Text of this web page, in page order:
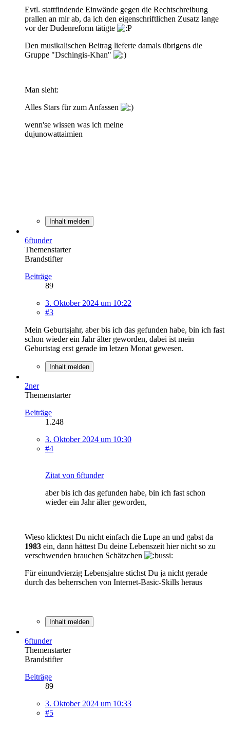
Evtl. stattfindende Einwände gegen die Rechtschreibung
prallen an mir ab, da ich den eigenschriftlichen Zusatz lange
vor der Dudenreform tätigte
Den musikalischen Beitrag lieferte damals übrigens die
Gruppe "Dschingis-Khan"
Man sieht:
Alles Stars für zum Anfassen
wenn'se wissen was ich meine
dujunowattaimien
Inhalt melden
6ftunder
Themenstarter
Brandstifter
Beiträge
89
3. Oktober 2024 um 10:22
#3
Mein Geburtsjahr, aber bis ich das gefunden habe, bin ich fast
schon wieder ein Jahr älter geworden, dabei ist mein
Geburtstag erst gerade im letzen Monat gewesen.
Inhalt melden
2ner
Themenstarter
Beiträge
1.248
3. Oktober 2024 um 10:30
#4
Zitat von 6ftunder
aber bis ich das gefunden habe, bin ich fast schon
wieder ein Jahr älter geworden,
Wieso klicktest Du nicht einfach die Lupe an und gabst da
1983 ein, dann hättest Du deine Lebenszeit hier nicht so zu
verschwenden brauchen Schätzchen
Für einundvierzig Lebensjahre stichst Du ja nicht gerade
durch das beherrschen von Internet-Basic-Skills heraus
Inhalt melden
6ftunder
Themenstarter
Brandstifter
Beiträge
89
3. Oktober 2024 um 10:33
#5